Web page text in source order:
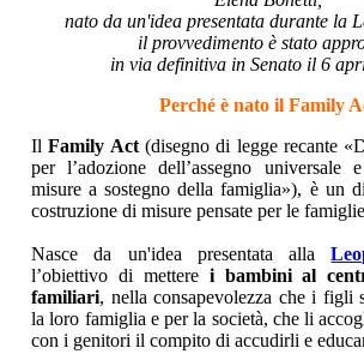
nato da un'idea presentata durante la
il provvedimento è stato
in via definitiva in Senato il 6
Perché è nato il Family
IlFamily Act(disegno di legge recante
per l’adozione dell’assegno universale
misure a sostegno della famiglia»), è un
costruzione di misure pensate per le
Nasce da un'idea presentata alla
l’obiettivo di mettere i bambini al
familiari, nella consapevolezza che i figli
la loro famiglia e per la società, che li
con i genitori il compito di accudirli e